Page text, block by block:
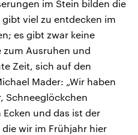
im Stein bilden die
viel zu entdecken im
es gibt zwar keine
zum Ausruhen und
Zeit, sich auf den
Mader: „Wir haben
Schneeglöckchen
und das ist der
wir im Frühjahr hier